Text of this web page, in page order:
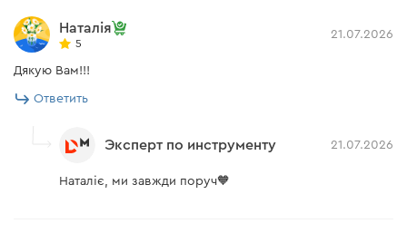
себя все необходимые аксессуары и расходные
материалы: полуавтоматическую катушку, леску,
3Т нож и смягченную плечевую накладку. Это
позволяет сразу приступить к работе.
Наталія
5
21.07.2026
Дякую Вам!!!
Ответить
Эксперт по инструменту 21.07.2026
Наталіє, ми завжди поруч🧡